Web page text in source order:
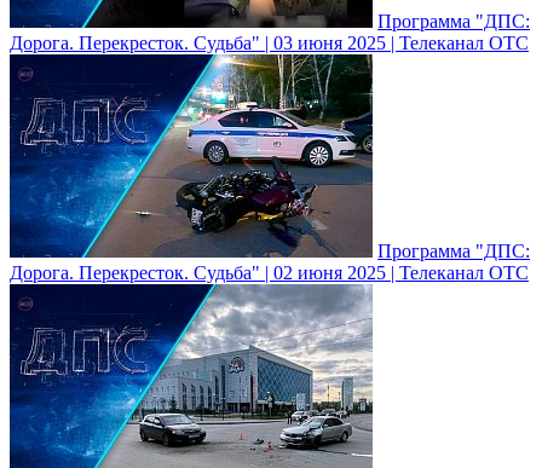
Программа "ДПС:
Дорога. Перекресток. Судьба" | 03 июня 2025 | Телеканал ОТС
Программа "ДПС:
Дорога. Перекресток. Судьба" | 02 июня 2025 | Телеканал ОТС